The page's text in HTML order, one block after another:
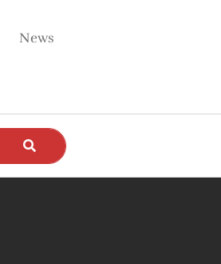
News